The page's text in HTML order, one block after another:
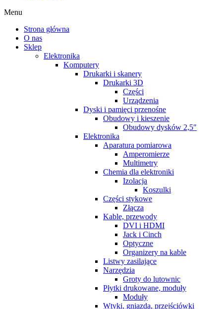
Menu
Strona główna
O nas
Sklep
Elektronika
Komputery
Drukarki i skanery
Drukarki 3D
Części
Urządzenia
Dyski i pamięci przenośne
Obudowy i kieszenie
Obudowy dysków 2,5"
Elektronika
Aparatura pomiarowa
Amperomierze
Multimetry
Chemia dla elektroniki
Izolacja
Koszulki
Części stykowe
Złącza
Kable, przewody
DVI i HDMI
Jack i Cinch
Optyczne
Organizery na kable
Listwy zasilające
Narzędzia
Groty do lutownic
Płytki drukowane, moduły
Moduły
Wtyki, gniazda, przejściówki